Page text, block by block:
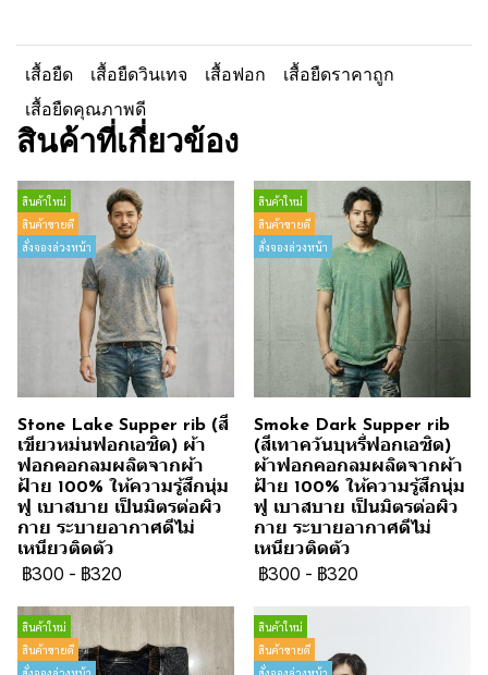
เสื้อยืด เสื้อยืดวินเทจ เสื้อฟอก
เสื้อยืดราคาถูก
เสื้อยืดคุณภาพดี
สินค้าที่เกี่ยวข้อง
สินค้าใหม่
สินค้าขายดี
สั่งจองล่วงหน้า
Stone Lake Supper rib (สี
เขียวหม่นฟอกเอซิด) ผ้า
ฟอกคอกลมผลิตจากผ้า
ฝ้าย 100% ให้ความรู้สึกนุ่ม
ฟู เบาสบาย เป็นมิตรต่อผิว
กาย ระบายอากาศดีไม่
เหนียวติดตัว
฿300 - ฿320
สินค้าใหม่
สินค้าขายดี
สั่งจองล่วงหน้า
Smoke Dark Supper rib
(สีเทาควันบุหรี่ฟอกเอซิด)
ผ้าฟอกคอกลมผลิตจากผ้า
ฝ้าย 100% ให้ความรู้สึกนุ่ม
ฟู เบาสบาย เป็นมิตรต่อผิว
กาย ระบายอากาศดีไม่
เหนียวติดตัว
฿300 - ฿320
สินค้าใหม่
สินค้าขายดี
สินค้าใหม่
สินค้าขายดี